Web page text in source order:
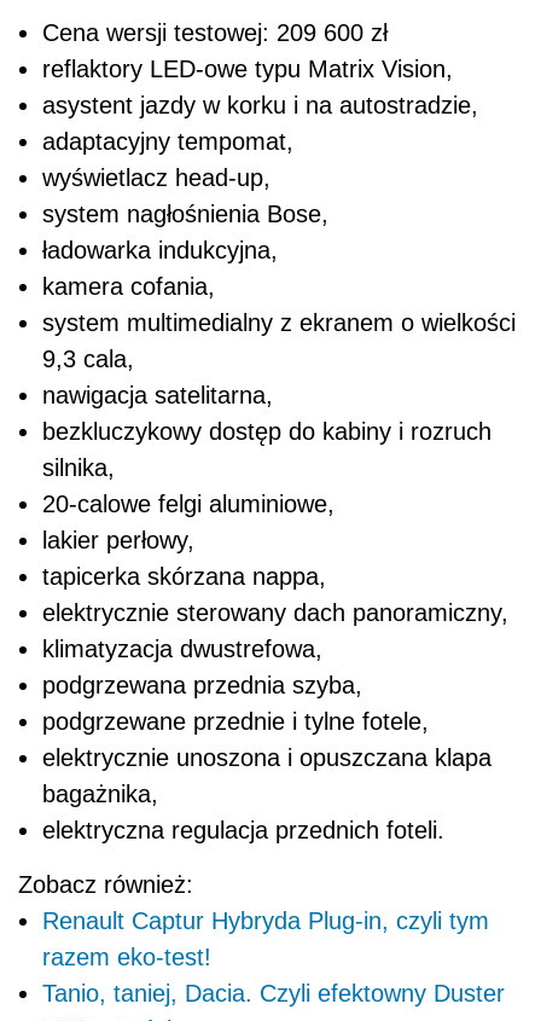
Cena wersji testowej: 209 600 zł
reflaktory LED-owe typu Matrix Vision,
asystent jazdy w korku i na autostradzie,
adaptacyjny tempomat,
wyświetlacz head-up,
system nagłośnienia Bose,
ładowarka indukcyjna,
kamera cofania,
system multimedialny z ekranem o wielkości
9,3 cala,
nawigacja satelitarna,
bezkluczykowy dostęp do kabiny i rozruch
silnika,
20-calowe felgi aluminiowe,
lakier perłowy,
tapicerka skórzana nappa,
elektrycznie sterowany dach panoramiczny,
klimatyzacja dwustrefowa,
podgrzewana przednia szyba,
podgrzewane przednie i tylne fotele,
elektrycznie unoszona i opuszczana klapa
bagażnika,
elektryczna regulacja przednich foteli.
Zobacz również:
Renault Captur Hybryda Plug-in, czyli tym
razem eko-test!
Tanio, taniej, Dacia. Czyli efektowny Duster